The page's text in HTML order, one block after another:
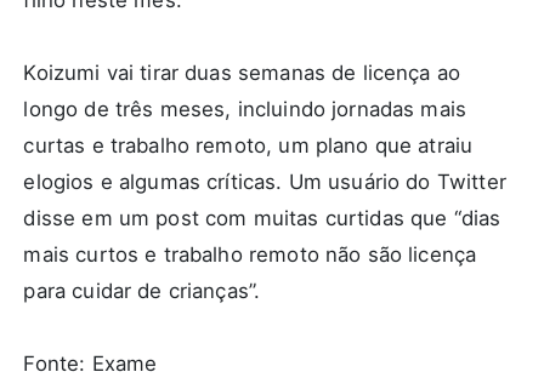
Koizumi vai tirar duas semanas de licença ao
longo de três meses, incluindo jornadas mais
curtas e trabalho remoto, um plano que atraiu
elogios e algumas críticas. Um usuário do Twitter
disse em um post com muitas curtidas que “dias
mais curtos e trabalho remoto não são licença
para cuidar de crianças”.
Fonte: Exame